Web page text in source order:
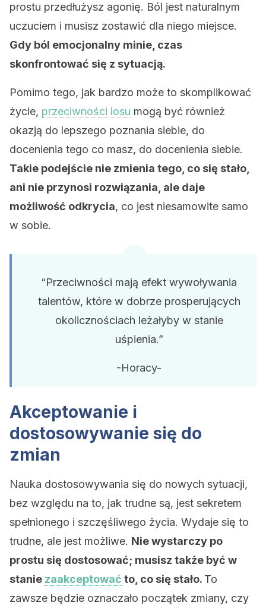
prostu przedłużysz agonię. Ból jest naturalnym
uczuciem i musisz zostawić dla niego miejsce.
Gdy ból emocjonalny minie, czas
skonfrontować się z sytuacją.
Pomimo tego, jak bardzo może to skomplikować
życie, przeciwności losu mogą być również
okazją do lepszego poznania siebie, do
docenienia tego co masz, do docenienia siebie.
Takie podejście nie zmienia tego, co się stało,
ani nie przynosi rozwiązania, ale daje
możliwość odkrycia, co jest niesamowite samo
w sobie.
“Przeciwności mają efekt wywoływania
talentów, które w dobrze prosperujących
okolicznościach leżałyby w stanie
uśpienia.”
-Horacy-
Akceptowanie i
dostosowywanie się do
zmian
Nauka dostosowywania się do nowych sytuacji,
bez względu na to, jak trudne są, jest sekretem
spełnionego i szczęśliwego życia. Wydaje się to
trudne, ale jest możliwe. Nie wystarczy po
prostu się dostosować; musisz także być w
stanie zaakceptować to, co się stało. To
zawsze będzie oznaczało początek zmiany, czy